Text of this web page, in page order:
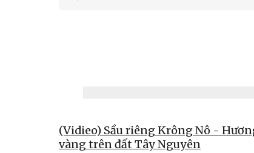
(Vidieo) Sầu riêng Krông Nô -
vàng trên đất Tây Nguyên